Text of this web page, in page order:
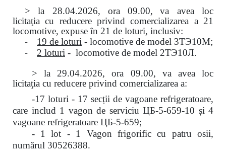
> la 28.04.2026, ora 09.00,
va avea loc
licitaţiacu reducere privind comercializarea a 21
locomotive, expuse în 21 de loturi, inclusiv:
- 19 de loturi - locomotive de model 3ТЭ10М;
- 2 loturi - locomotive de model 2ТЭ10Л.
> la 29.04.2026, ora 09.00, va avea loc
licitaţia cu reducere privind comercializarea a:
-17 loturi - 17 secții de vagoane refrigeratoare,
care includ 1 vagon de serviciu ЦБ-5-659-10 și 4
vagoane refrigeratoare ЦБ-5-659;
- 1 lot - 1 Vagon frigorific cu patru osii,
numărul 30526388.